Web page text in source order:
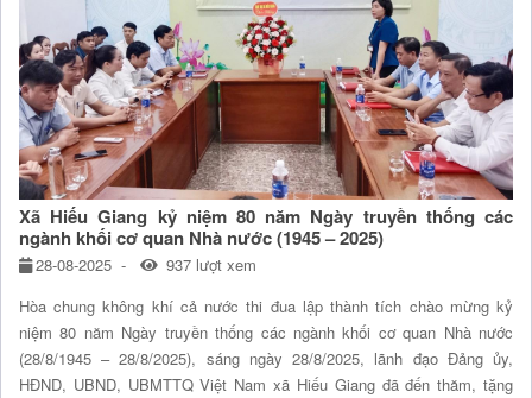
Xã Hiếu Giang kỷ niệm 80 năm Ngày truyền thống các
ngành khối cơ quan Nhà nước (1945 – 2025)
28-08-2025
937 lượt xem
Hòa chung không khí cả nước thi đua lập thành tích chào mừng kỷ
niệm 80 năm Ngày truyền thống các ngành khối cơ quan Nhà nước
(28/8/1945 – 28/8/2025), sáng ngày 28/8/2025, lãnh đạo Đảng ủy,
HĐND, UBND, UBMTTQ Việt Nam xã Hiếu Giang đã đến thăm, tặng